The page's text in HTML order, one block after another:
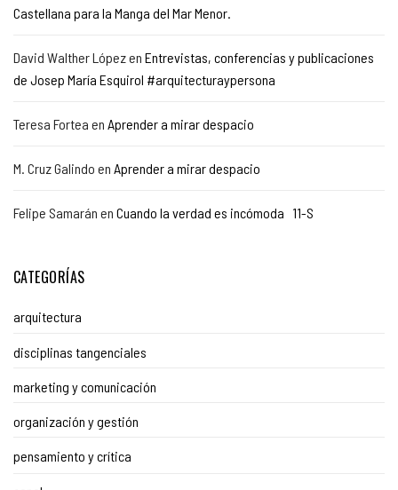
Castellana para la Manga del Mar Menor.
David Walther Lópezen Entrevistas, conferencias y publicaciones
de Josep María Esquirol #arquitecturaypersona
Teresa Fortea en Aprender a mirar despacio
M. Cruz Galindo en Aprender a mirar despacio
Felipe Samarán en Cuando la verdad es incómoda 11-S
CATEGORÍAS
arquitectura
disciplinas tangenciales
marketing y comunicación
organización y gestión
pensamiento y crítica